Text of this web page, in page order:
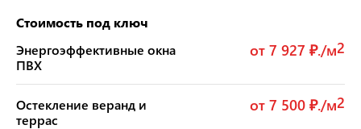
Стоимость под ключ
Энергоэффективные окна
ПВХ
от 7 927 ₽./м2
Остекление веранд и
террас
от 7 500 ₽./м2